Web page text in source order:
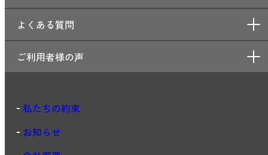
よくある質問
ご利用者様の声
私たちの約束
お知らせ